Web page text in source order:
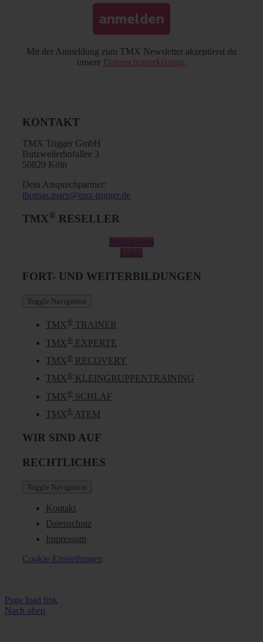
anmelden
Mit der Anmeldung zum TMX Newsletter akzeptierst du
unsere Datenschutzerklärung.
KONTAKT
TMX Trigger GmbH
Butzweilerhofallee 3
50829 Köln
Dein Ansprechpartner:
thomas.marx@tmx-trigger.de
TMX® RESELLER
Registrieren
Login
FORT- UND WEITERBILDUNGEN
Toggle Navigation
TMX ®TRAINER
TMX ®EXPERTE
TMX ®RECOVERY
TMX ®KLEINGRUPPENTRAINING
TMX ®SCHLAF
TMX ®ATEM
WIR SIND AUF
RECHTLICHES
Toggle Navigation
Kontakt
Datenschutz
Impressum
Cookie-Einstellungen
Page load link
Nach oben